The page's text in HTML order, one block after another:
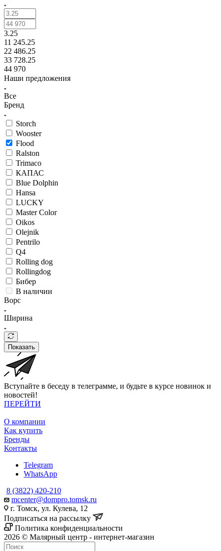
3.25
11 245.25
22 486.25
33 728.25
44 970
Наши предложения
Все
Бренд
Storch
Wooster
Flood
Ralston
Trimaco
КАПАС
Blue Dolphin
Hansa
LUCKY
Master Color
Oikos
Olejnik
Pentrilo
Q4
Rolling dog
Rollingdog
Бибер
В наличии
Ворс
Ширина
Показать
Вступайте в беседу в телеграмме, и будьте в курсе новинок и
новостей!
ПЕРЕЙТИ
О компании
Как купить
Бренды
Контакты
Telegram
WhatsApp
8 (3822) 420-210
mcenter@dompro.tomsk.ru
г. Томск, ул. Кулева, 12
Подписаться на рассылку
Политика конфиденциальности
2026 © Малярный центр - интернет-магазин